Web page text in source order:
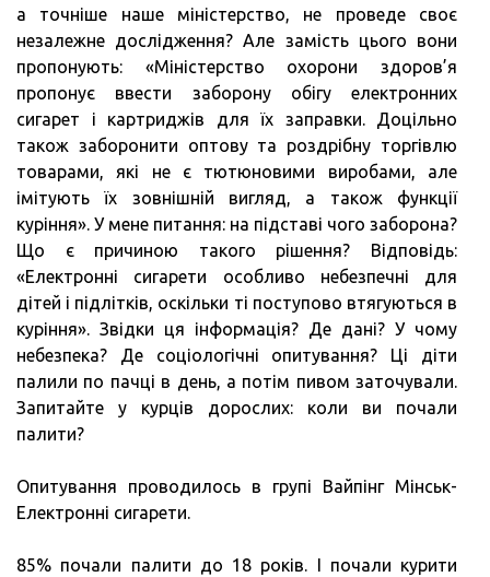
а точніше наше міністерство, не проведе своє
незалежне дослідження? Але замість цього вони
пропонують: «Міністерство охорони здоров’я
пропонує ввести заборону обігу електронних
сигарет і картриджів для їх заправки. Доцільно
також заборонити оптову та роздрібну торгівлю
товарами, які не є тютюновими виробами, але
імітують їх зовнішній вигляд, а також функції
куріння». У мене питання: на підставі чого заборона?
Що є причиною такого рішення? Відповідь:
«Електронні сигарети особливо небезпечні для
дітей і підлітків, оскільки ті поступово втягуються в
куріння». Звідки ця інформація? Де дані? У чому
небезпека? Де соціологічні опитування? Ці діти
палили по пачці в день, а потім пивом заточували.
Запитайте у курців дорослих: коли ви почали
палити?
Опитування проводилось в групі Вайпінг Мінськ-
Електронні сигарети.
85% почали палити до 18 років. І почали курити